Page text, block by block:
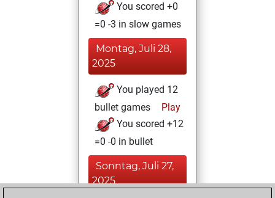
You scored +0
=0 -3 in slow games
Montag, Juli 28,
2025
You played 12
bullet games
Play
You scored +12
=0 -0 in bullet
Sonntag, Juli 27,
2025